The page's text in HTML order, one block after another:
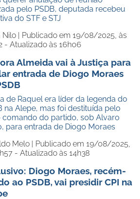
pelo PSDB, deputada recebeu
do STF e STJ
Nilo | Publicado em 19/08/2025, às
- Atualizado às 16h06
Almeida vai à Justiça para
entrada de Diogo Moraes
de Raquel era líder da legenda do
na Alepe, mas foi destituída pelo
comando do partido, sob Alvaro
para entrada de Diogo Moraes
Melo | Publicado em 19/08/2025,
- Atualizado às 14h38
Diogo Moraes, recém-
ao PSDB, vai presidir CPI na